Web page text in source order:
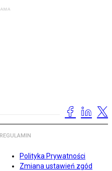
REGULAMIN
Polityka Prywatności
Zmiana ustawień zgód